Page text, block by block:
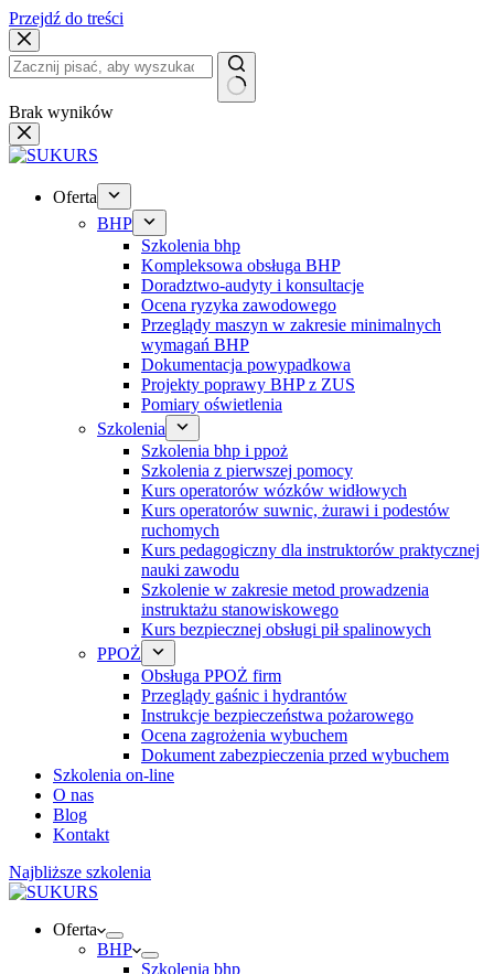
Przejdź do treści
Brak wyników
Oferta
BHP
Szkolenia bhp
Kompleksowa obsługa BHP
Doradztwo-audyty i konsultacje
Ocena ryzyka zawodowego
Przeglądy maszyn w zakresie minimalnych
wymagań BHP
Dokumentacja powypadkowa
Projekty poprawy BHP z ZUS
Pomiary oświetlenia
Szkolenia
Szkolenia bhp i ppoż
Szkolenia z pierwszej pomocy
Kurs operatorów wózków widłowych
Kurs operatorów suwnic, żurawi i podestów
ruchomych
Kurs pedagogiczny dla instruktorów praktycznej
nauki zawodu
Szkolenie w zakresie metod prowadzenia
instruktażu stanowiskowego
Kurs bezpiecznej obsługi pił spalinowych
PPOŻ
Obsługa PPOŻ firm
Przeglądy gaśnic i hydrantów
Instrukcje bezpieczeństwa pożarowego
Ocena zagrożenia wybuchem
Dokument zabezpieczenia przed wybuchem
Szkolenia on-line
O nas
Blog
Kontakt
Najbliższe szkolenia
Oferta
BHP
Szkolenia bhp